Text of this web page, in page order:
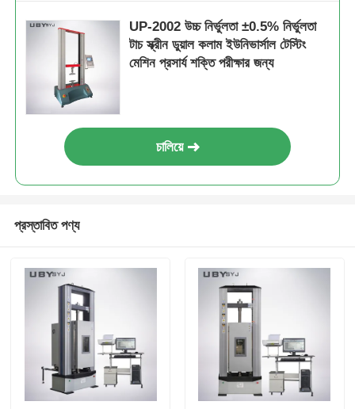
UP-2002 উচ্চ নির্ভুলতা ±0.5% নির্ভুলতা
টাচ স্ক্রীন ডুয়াল কলাম ইউনিভার্সাল টেস্টিং
মেশিন প্রসার্য শক্তি পরীক্ষার জন্য
চালিয়ে
প্রস্তাবিত পণ্য